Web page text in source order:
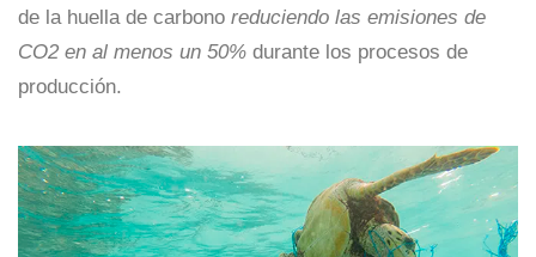
de la huella de carbono reduciendo las emisiones de
CO2 en al menos un 50% durante los procesos de
producción.